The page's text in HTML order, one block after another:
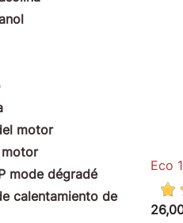
motor
mode dégradé
calentamiento de
Eco